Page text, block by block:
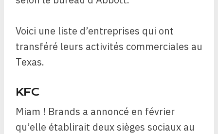
Voici une liste d’entreprises qui ont
transféré leurs activités commerciales au
Texas.
KFC
Miam ! Brands a annoncé en février
qu’elle établirait deux sièges sociaux au